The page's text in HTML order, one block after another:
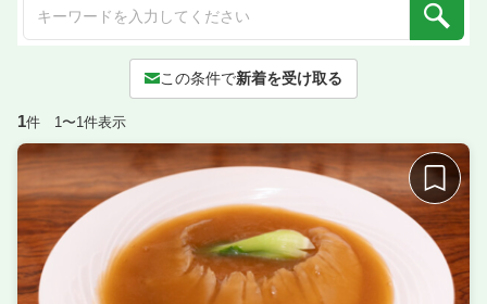
この条件で新着を受け取る
1件 1〜1件表示